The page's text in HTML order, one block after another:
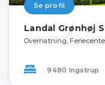
Se profil
Landal Grønhøj
Overnatning,
9480 Ingstrup